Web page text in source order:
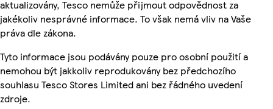
aktualizovány, Tesco nemůže přijmout odpovědnost za
jakékoliv nesprávné informace. To však nemá vliv na Vaše
práva dle zákona.
Tyto informace jsou podávány pouze pro osobní použití a
nemohou být jakkoliv reprodukovány bez předchozího
souhlasu Tesco Stores Limited ani bez řádného uvedení
zdroje.